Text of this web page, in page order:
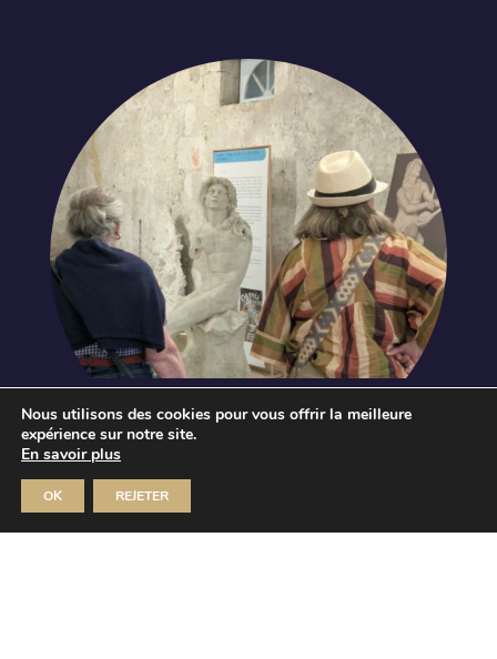
Journées européennes du
patrimoine
Orphée, l’œuvre retrouvée de
Dim 20 Sep 2026
Nous utilisons des cookies pour vous offrir la meilleure
expérience sur notre site.
En savoir plus
OK REJETER